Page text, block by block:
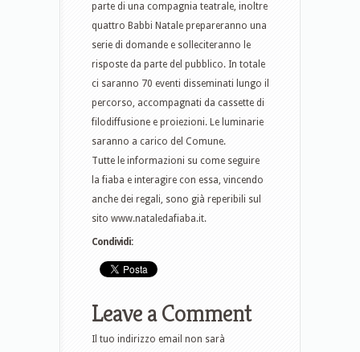
parte di una compagnia teatrale, inoltre
quattro Babbi Natale prepareranno una
serie di domande e solleciteranno le
risposte da parte del pubblico. In totale
ci saranno 70 eventi disseminati lungo il
percorso, accompagnati da cassette di
filodiffusione e proiezioni. Le luminarie
saranno a carico del Comune.
Tutte le informazioni su come seguire
la fiaba e interagire con essa, vincendo
anche dei regali, sono già reperibili sul
sito www.nataledafiaba.it.
Condividi:
Leave a Comment
Il tuo indirizzo email non sarà